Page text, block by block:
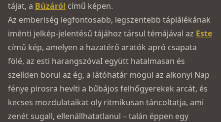
tájat, a Búzáról című képen.
Az emberiség legfontosabb, legszentebb táplálékának
iménti jelkép-jelentésű tájához társul témájával az Este
című kép, amelyen a haza­térő aratók apró csapata
fölé, az esti harangszóvaI együtt hatalmasan és
szelíden borul az ég, a látóhatár mögül az alkonyi Nap
fénye pirosra hevíti a bűbájos felhőgyerekek arcát, és
kecses mozdulataikat oly ritmikusan táncoltatja, ami
zenét sugall, ellenállhatatlanul – talán éppen egy